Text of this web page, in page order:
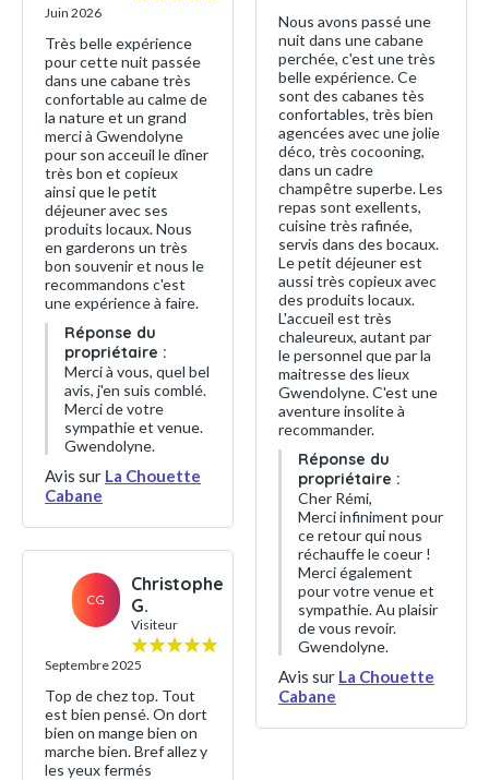
Juin 2026
Très belle expérience
pour cette nuit passée
dans une cabane très
confortable au calme de
la nature et un grand
merci à Gwendolyne
pour son acceuil le dîner
très bon et copieux
ainsi que le petit
déjeuner avec ses
produits locaux. Nous
en garderons un très
bon souvenir et nous le
recommandons c'est
une expérience à faire.
Réponse du
propriétaire :
Merci à vous, quel bel
avis, j'en suis comblé.
Merci de votre
sympathie et venue.
Gwendolyne.
Avis sur La Chouette
Cabane
CG
Christophe
G.
Visiteur
Septembre 2025
Top de chez top. Tout
est bien pensé. On dort
bien on mange bien on
marche bien. Bref allez y
les yeux fermés
Nous avons passé une
nuit dans une cabane
perchée, c'est une très
belle expérience. Ce
sont des cabanes tès
confortables, très bien
agencées avec une jolie
déco, très cocooning,
dans un cadre
champêtre superbe. Les
repas sont exellents,
cuisine très rafinée,
servis dans des bocaux.
Le petit déjeuner est
aussi très copieux avec
des produits locaux.
L'accueil est très
chaleureux, autant par
le personnel que par la
maitresse des lieux
Gwendolyne. C'est une
aventure insolite à
recommander.
Réponse du
propriétaire :
Cher Rémi,
Merci infiniment pour
ce retour qui nous
réchauffe le coeur !
Merci également
pour votre venue et
sympathie. Au plaisir
de vous revoir.
Gwendolyne.
Avis sur La Chouette
Cabane